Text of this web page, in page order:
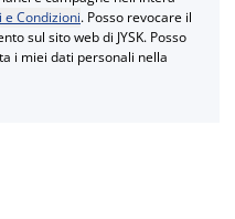
e Condizioni. Posso revocare il
sul sito web di JYSK. Posso
i miei dati personali nella